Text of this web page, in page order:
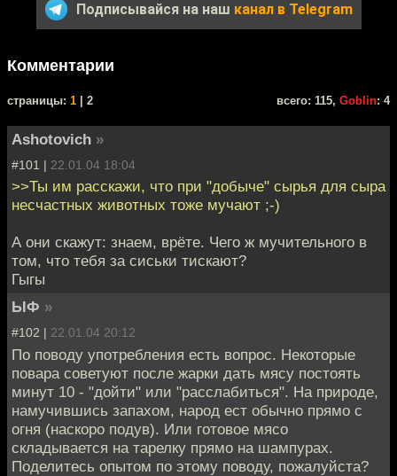
Подписывайся на наш канал в Telegram
Комментарии
cтраницы: 1 | 2 всего: 115, Goblin: 4
Ashotovich »
#101 | 22.01.04 18:04
>>Ты им расскажи, что при "добыче" сырья для сыра
несчастных животных тоже мучают ;-)
А они скажут: знаем, врёте. Чего ж мучительного в
том, что тебя за сиськи тискают?
Гыгы
ЫФ »
#102 | 22.01.04 20:12
По поводу употребления есть вопрос. Некоторые
повара советуют после жарки дать мясу постоять
минут 10 - "дойти" или "расслабиться". На природе,
намучившись запахом, народ ест обычно прямо с
огня (наскоро подув). Или готовое мясо
складывается на тарелку прямо на шампурах.
Поделитесь опытом по этому поводу, пожалуйста?